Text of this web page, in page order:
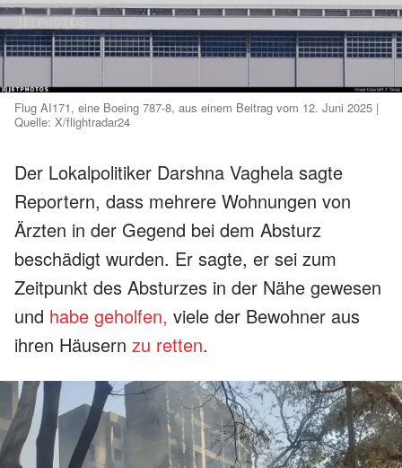
Flug AI171, eine Boeing 787-8, aus einem Beitrag vom 12. Juni 2025 |
Quelle: X/flightradar24
Der Lokalpolitiker Darshna Vaghela sagte
Reportern, dass mehrere Wohnungen von
Ärzten in der Gegend bei dem Absturz
beschädigt wurden. Er sagte, er sei zum
Zeitpunkt des Absturzes in der Nähe gewesen
und habe geholfen, viele der Bewohner aus
ihren Häusern zu retten.